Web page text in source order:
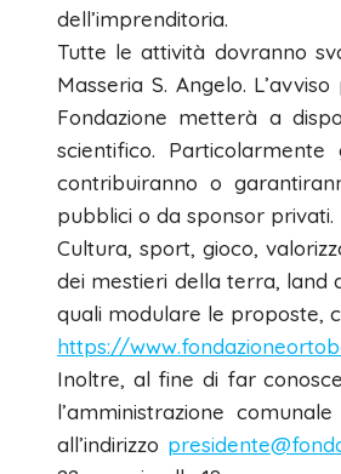
dell’imprenditoria.
Tutte le attività dovranno
Masseria S. Angelo.
Fondazione metterà a
scientifico.
contribuiranno o
pubblici o da sponsor privati.
Cultura, sport, gioco,
dei mestieri della terra, land
quali modulare le proposte,
https://
Inoltre, al fine di far
l’amministrazione
all’indirizzo